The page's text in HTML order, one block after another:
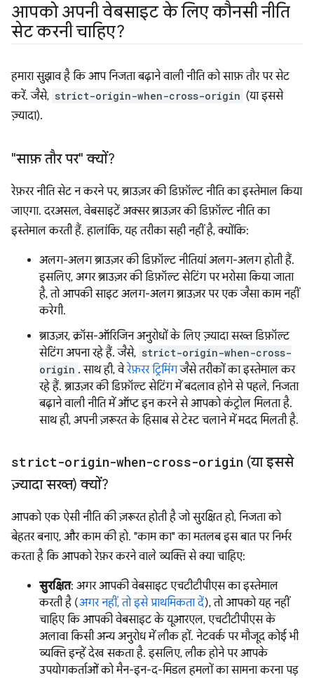
आपको अपनी वेबसाइट के लिए कौनसी नीति
सेट करनी चाहिए?
हमारा सुझाव है कि आप निजता बढ़ाने वाली नीति को साफ़ तौर पर सेट
करें. जैसे, strict-origin-when-cross-origin (या इससे
ज़्यादा).
"साफ़ तौर पर" क्यों?
रेफ़रर नीति सेट न करने पर, ब्राउज़र की डिफ़ॉल्ट नीति का इस्तेमाल किया
जाएगा. दरअसल, वेबसाइटें अक्सर ब्राउज़र की डिफ़ॉल्ट नीति का
इस्तेमाल करती हैं. हालांकि, यह तरीका सही नहीं है, क्योंकि:
अलग-अलग ब्राउज़र की डिफ़ॉल्ट नीतियां अलग-अलग होती हैं.
इसलिए, अगर ब्राउज़र की डिफ़ॉल्ट सेटिंग पर भरोसा किया जाता
है, तो आपकी साइट अलग-अलग ब्राउज़र पर एक जैसा काम नहीं
करेगी.
ब्राउज़र, क्रॉस-ऑरिजिन अनुरोधों के लिए ज़्यादा सख्त डिफ़ॉल्ट
सेटिंग अपना रहे हैं. जैसे, strict-origin-when-cross-
origin . साथ ही, वेरेफ़रर ट्रिमिंगजैसे तरीकों का इस्तेमाल कर
रहे हैं. ब्राउज़र की डिफ़ॉल्ट सेटिंग में बदलाव होने से पहले, निजता
बढ़ाने वाली नीति में ऑप्ट इन करने से आपको कंट्रोल मिलता है.
साथ ही, अपनी ज़रूरत के हिसाब से टेस्ट चलाने में मदद मिलती है.
strict-origin-when-cross-origin (या इससे
ज़्यादा सख्त) क्यों?
आपको एक ऐसी नीति की ज़रूरत होती है जो सुरक्षित हो, निजता को
बेहतर बनाए, और काम की हो. "काम का" का मतलब इस बात पर निर्भर
करता है कि आपको रेफ़र करने वाले व्यक्ति से क्या चाहिए:
सुरक्षित: अगर आपकी वेबसाइट एचटीटीपीएस का इस्तेमाल
करती है (अगर नहीं, तो इसे प्राथमिकता दें), तो आपको यह नहीं
चाहिए कि आपकी वेबसाइट के यूआरएल, एचटीटीपीएस के
अलावा किसी अन्य अनुरोध में लीक हों. नेटवर्क पर मौजूद कोई भी
व्यक्ति इन्हें देख सकता है. इसलिए, लीक होने पर आपके
उपयोगकर्ताओं को मैन-इन-द-मिडल हमलों का सामना करना पड़